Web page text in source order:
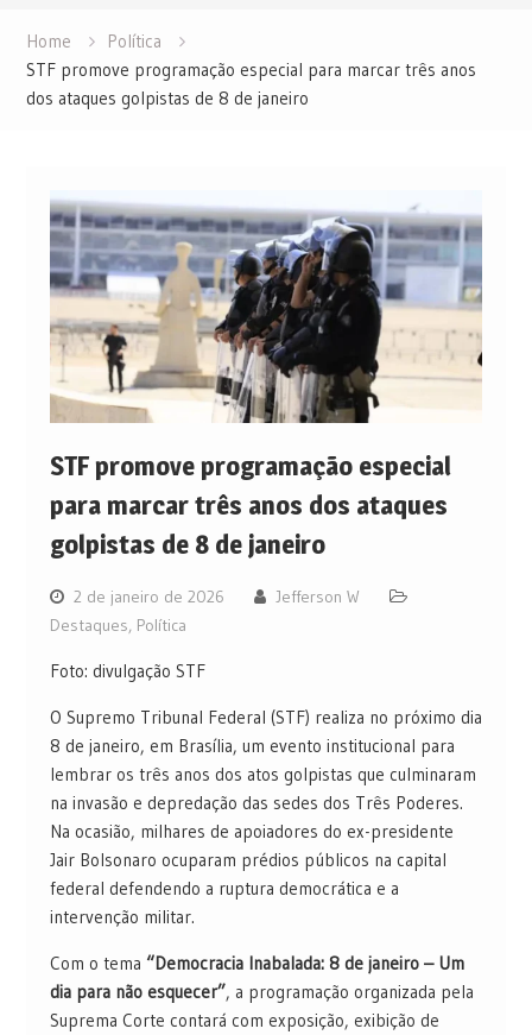
Home
Política
STF promove programação especial para marcar três anos
dos ataques golpistas de 8 de janeiro
STF promove programação especial
para marcar três anos dos ataques
golpistas de 8 de janeiro
2 de janeiro de 2026
Jefferson W
Destaques, Política
Foto: divulgação STF
O Supremo Tribunal Federal (STF) realiza no próximo dia
8 de janeiro, em Brasília, um evento institucional para
lembrar os três anos dos atos golpistas que culminaram
na invasão e depredação das sedes dos Três Poderes.
Na ocasião, milhares de apoiadores do ex-presidente
Jair Bolsonaro ocuparam prédios públicos na capital
federal defendendo a ruptura democrática e a
intervenção militar.
Com o tema “Democracia Inabalada: 8 de janeiro – Um
dia para não esquecer”, a programação organizada pela
Suprema Corte contará com exposição, exibição de